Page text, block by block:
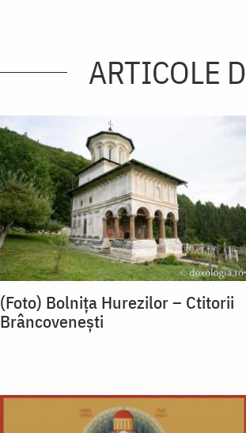
ARTICOLE
(Foto) Bolnița Hurezilor – Ctitorii
Brâncovenești